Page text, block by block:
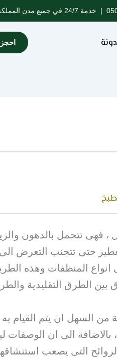
| خدمة 24/7 في جميع مدن المملكة
تتحمل بالدهون
حتى تتجنب التعرض
المنظفات وهذه
الطرق التقليدية
من السهل ان يتم القيام
الى ان
التى يصعب